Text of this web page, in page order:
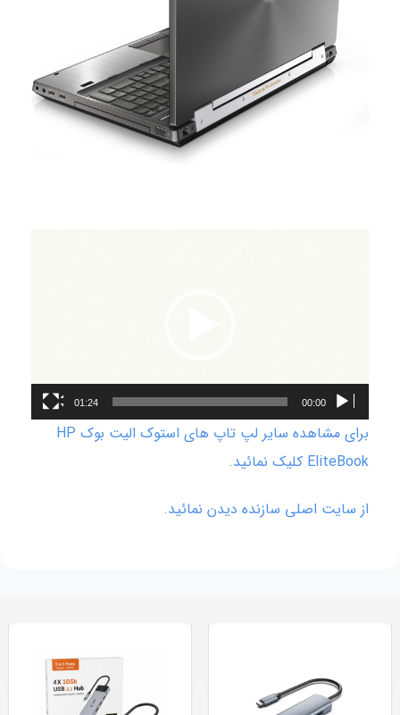
00:00
01:24
برای مشاهده سایر لپ تاپ های استوک الیت بوک HP
EliteBook کلیک نمائید.
از سایت اصلی سازنده دیدن نمائید.